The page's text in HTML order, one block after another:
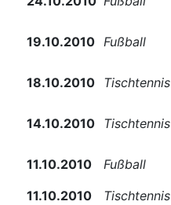
19.10.2010 Fußball
18.10.2010 Tischtennis
14.10.2010 Tischtennis
11.10.2010
Fußball
11.10.2010
Tischtennis